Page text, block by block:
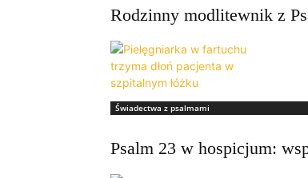
Rodzinny modlitewnik z
Świadectwa z psalmami
Psalm 23 w hospicjum: